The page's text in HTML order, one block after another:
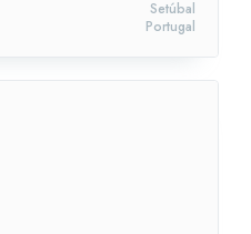
Portugal
Setúbal